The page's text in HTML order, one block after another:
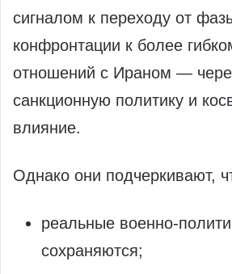
сигналом к переходу от
конфронтации к более
отношений с Ираном —
санкционную политику и
влияние.
Однако они подчеркивают,
реальные военно-
сохраняются;